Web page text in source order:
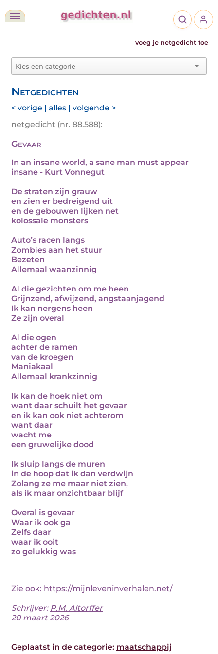
voeg je netgedicht toe
Netgedichten
< vorige | alles | volgende >
netgedicht (nr. 88.588):
Gevaar
In an insane world, a sane man must appear
insane - Kurt Vonnegut
De straten zijn grauw
en zien er bedreigend uit
en de gebouwen lijken net
kolossale monsters
Auto’s racen langs
Zombies aan het stuur
Bezeten
Allemaal waanzinnig
Al die gezichten om me heen
Grijnzend, afwijzend, angstaanjagend
Ik kan nergens heen
Ze zijn overal
Al die ogen
achter de ramen
van de kroegen
Maniakaal
Allemaal krankzinnig
Ik kan de hoek niet om
want daar schuilt het gevaar
en ik kan ook niet achterom
want daar
wacht me
een gruwelijke dood
Ik sluip langs de muren
in de hoop dat ik dan verdwijn
Zolang ze me maar niet zien,
als ik maar onzichtbaar blijf
Overal is gevaar
Waar ik ook ga
Zelfs daar
waar ik ooit
zo gelukkig was
Zie ook: https://mijnleveninverhalen.net/
Schrijver: P.M. Altorffer
20 maart 2026
Geplaatst in de categorie: maatschappij